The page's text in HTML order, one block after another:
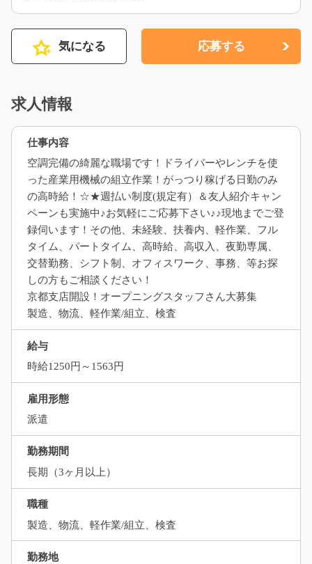
気になる 応募する
求人情報
仕事内容
空調完備の綺麗な職場です！ドライバーやレンチを使
った産業用機械の組立作業！がっつり稼げる日勤のみ
の高時給！☆★週払い制度(規定有）＆友人紹介キャン
ペーンも実施中♪お気軽にご応募下さい♪♪現地までご登
録伺います！その他、未経験、扶養内、軽作業、フル
タイム、パートタイム、高時給、高収入、夜勤専属、
交替勤務、シフト制、オフィスワーク、事務、等お探
しの方もご相談ください！
京都支店開設！オープニングスタッフさん大募集
製造、物流、軽作業/組立、検査
給与
時給1250円～1563円
雇用形態
派遣
勤務期間
長期（3ヶ月以上）
職種
製造、物流、軽作業/組立、検査
勤務地